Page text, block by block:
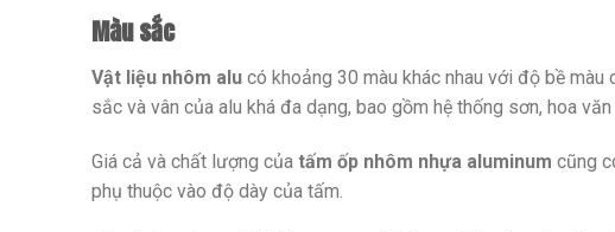
Màu sắc
Vật liệu nhôm alu có khoảng 30 màu khác nhau với độ bề
sắc và vân của alu khá đa dạng, bao gồm hệ thống sơn, hoa
Giá cả và chất lượng của tấm ốp nhôm nhựa aluminum cũng
phụ thuộc vào độ dày của tấm.